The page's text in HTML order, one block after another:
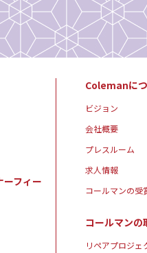
ーフィー
Colemanに
ビジョン
会社概要
プレスルーム
求人情報
コールマンの受
コールマンの
リペアプロジェ